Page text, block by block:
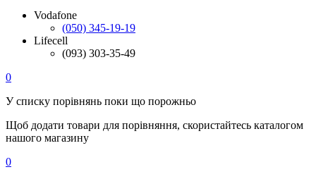
Vodafone
(050) 345-19-19
Lifecell
(093) 303-35-49
0
У списку порівнянь поки що порожньо
Щоб додати товари для порівняння, скористайтесь каталогом
нашого магазину
0